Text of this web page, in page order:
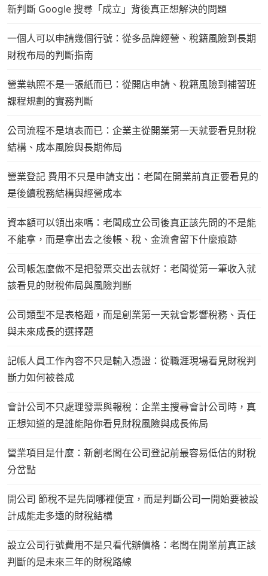
新判斷 Google 搜尋「成立」背後真正想解決的問題
一個人可以申請幾個行號：從多品牌經營、稅籍風險到長期
財稅布局的判斷指南
營業執照不是一張紙而已：從開店申請、稅籍風險到補習班
課程規劃的實務判斷
公司流程不是填表而已：企業主從開業第一天就要看見財稅
結構、成本風險與長期佈局
營業登記 費用不只是申請支出：老闆在開業前真正要看見的
是後續稅務結構與經營成本
資本額可以領出來嗎：老闆成立公司後真正該先問的不是能
不能拿，而是拿出去之後帳、稅、金流會留下什麼痕跡
公司帳怎麼做不是把發票交出去就好：老闆從第一筆收入就
該看見的財稅佈局與風險判斷
公司類型不是表格題，而是創業第一天就會影響稅務、責任
與未來成長的選擇題
記帳人員工作內容不只是輸入憑證：從職涯現場看見財稅判
斷力如何被養成
會計公司不只處理發票與報稅：企業主搜尋會計公司時，真
正想知道的是誰能陪你看見財稅風險與成長佈局
營業項目是什麼：新創老闆在公司登記前最容易低估的財稅
分岔點
開公司 節稅不是先問哪裡便宜，而是判斷公司一開始要被設
計成能走多遠的財稅結構
設立公司行號費用不是只看代辦價格：老闆在開業前真正該
判斷的是未來三年的財稅路線